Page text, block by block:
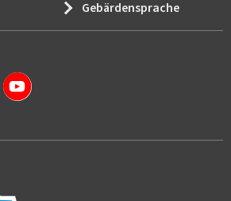
Gebärdensprache
Twitter